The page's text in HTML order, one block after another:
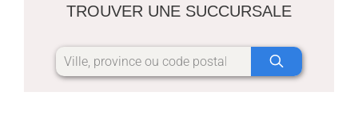
TROUVER UNE SUCCURSALE